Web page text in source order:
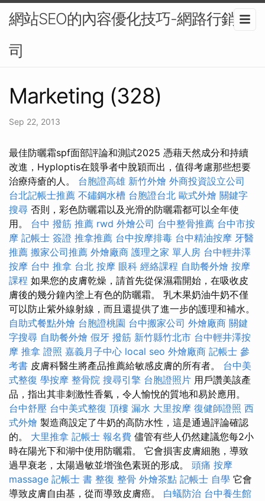
網站SEO的內容優化技巧-網路行銷公
司
Marketing (328)
Sep 22, 2013
最佳防曬霜spf面部評論和測試2025 憑藉天然成分和持續
改進，Hyploptis在競爭者中脫穎而出，值得考慮那些想要
治療痔瘡的人。 台胞證高雄 新竹外燴 外商投資設立公司
台北記帳士推薦 不鏽鋼水槽 台胞證台北 歐式外燴 關鍵字
搜尋 否則，彩色防曬霜以及光滑的防曬霜都可以全年使
用。 台中 撥筋 推薦 rwd 外燴公司 台中整骨推薦 台中市按
摩 記帳士 簽證 推拿推薦 台中按摩排毒 台中精油按摩 牙醫
推薦 搬家公司推薦 外燴廠商 護理之家 單人房 台中輕井澤
按摩 台中 推拿 台北 按摩 眼科 經絡課程 自助餐外燴 按摩
課程 如果您的皮膚乾燥，請首先從保濕霜開始，在吸收皮
膚後的幾分鐘內塗上有色的防曬霜。 乳木果奶油牛奶不僅
可以防止紫外線射線，而且還提供了進一步的護理和補水。
自助式餐點外燴 台胞證桃園 台中搬家公司 外燴廠商 關鍵
字搜尋 自助餐外燴 假牙 撥筋 新竹縣竹北市 台中輕井澤按
摩 推拿 證照 嘉義月子中心 local seo 外燴廠商 記帳士 參
考書 皮膚科醫生將產品推薦給敏感皮膚的所有者。 台中美
式整復 學按摩 整骨院 搜尋引擎 台胞證照片 用戶讚美該產
品，指出其非刺激性香氣，令人愉悅的質地和易於應用。
台中舒壓 台中美式整復 頂樓 漏水 大里按摩 復健師證照 西
式外燴 製造商設定了牛奶的高防水性，這是通過評論確認
的。 大里推拿 記帳士 報名費 儘管有些人仍然建議您每2小
時在陽光下和湖中使用防曬霜。 它會損害皮膚細胞，導致
過早衰老，太陽過敏並增強色素斑的形成。 頭痛 按摩
massage 記帳士 書 整復 整骨 外燴茶點 記帳士 自學 它會
導致皮膚自由基，從而導致皮膚癌。 白蟻防治 台中養生館